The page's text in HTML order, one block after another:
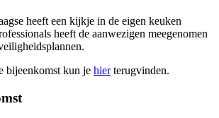
heeft een kijkje in de eigen keuken
heeft de aanwezigen meegenomen
bijeenkomst kun je hierterugvinden.